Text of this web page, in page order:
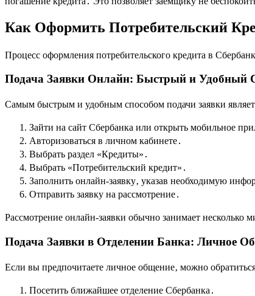
Как Оформить Потребительский
Процесс оформления потребительского кредита в
Подача Заявки Онлайн: Быстрый и Удобный
Самым быстрым и удобным способом подачи заявки
Зайти на сайт Сбербанка или открыть мобильное
Авторизоваться в личном кабинете․
Выбрать раздел «Кредиты»․
Выбрать «Потребительский кредит»․
Заполнить онлайн-заявку‚ указав необходимую
Отправить заявку на рассмотрение․
Рассмотрение онлайн-заявки обычно занимает несколько
Подача Заявки в Отделении Банка: Личное
Если вы предпочитаете личное общение‚ можно
Посетить ближайшее отделение Сбербанка․